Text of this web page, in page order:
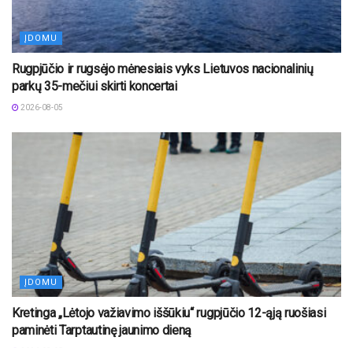
ĮDOMU
Rugpjūčio ir rugsėjo mėnesiais vyks Lietuvos nacionalinių
parkų 35-mečiui skirti koncertai
2026-08-05
ĮDOMU
Kretinga „Lėtojo važiavimo iššūkiu“ rugpjūčio 12-ąją ruošiasi
paminėti Tarptautinę jaunimo dieną